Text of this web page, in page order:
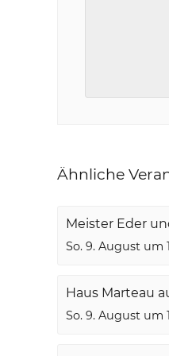
Ähnliche
Meister Eder
So. 9. August um
Haus Marteau
So. 9. August um